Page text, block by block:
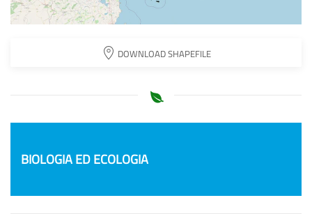
DOWNLOAD SHAPEFILE
BIOLOGIA ED ECOLOGIA